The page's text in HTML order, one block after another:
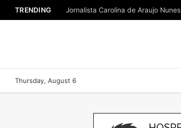
TRENDING Jornalista Carolina de Araujo Nunes
Thursday, August 6